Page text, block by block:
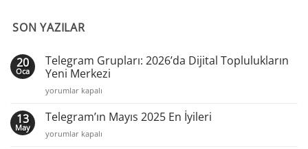
SON YAZILAR
20
Oca
Telegram Grupları: 2026’da Dijital Toplulukların
Yeni Merkezi
Telegram
2026’da
Toplulukların
yorumlar kapalı
13
May
Telegram’ın Mayıs 2025 En İyileri
Telegram’ın
yorumlar kapalı